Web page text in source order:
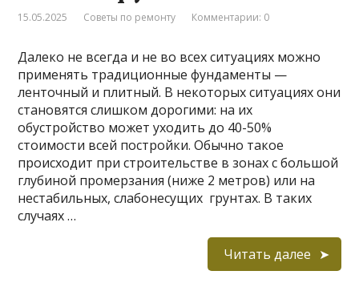
15.05.2025 Советы по ремонту Комментарии: 0
Далеко не всегда и не во всех ситуациях можно
применять традиционные фундаменты —
ленточный и плитный. В некоторых ситуациях они
становятся слишком дорогими: на их
обустройство может уходить до 40-50%
стоимости всей постройки. Обычно такое
происходит при строительстве в зонах с большой
глубиной промерзания (ниже 2 метров) или на
нестабильных, слабонесущих грунтах. В таких
случаях …
Читать далее